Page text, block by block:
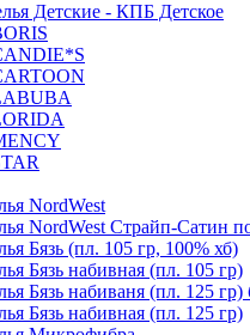
Детские - КПБ Детское
NordWest
NordWest Страйп-Сатин
Бязь (пл. 105 гр, 100% хб)
Бязь набивная (пл. 105 гр)
Бязь набиваня (пл. 125 гр)
Бязь набивная (пл. 125 гр)